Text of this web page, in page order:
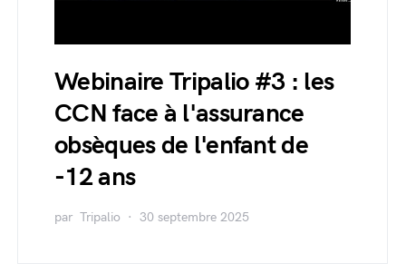
Webinaire Tripalio #3 : les
CCN face à l'assurance
obsèques de l'enfant de
-12 ans
par Tripalio 30 septembre 2025